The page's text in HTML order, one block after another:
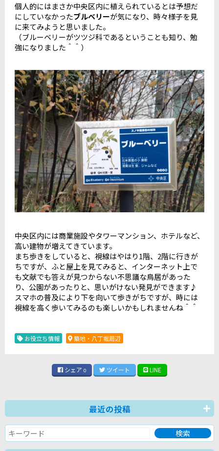
個人的にはまさか中央区内に植えられているとは予想だ
にしていなかったブルベリーが気になり、時々様子を見
に来てみようと思いました。
（ブルーベリーがツツジ科であるということも知り、勉
強になりました＾＾）
中央区内には商業施設やタワーマンション、ホテルなど、
高い建物が増えてきています。
まち歩きをしていると、視線はやはり1階、2階に行きが
ちですが、ふと屋上を見てみると、インターネット上で
も文献でも答えが見つからない不思議な鳥居があった
り、公園があったりと、思いがけない発見ができます♪
スマホの普及により下を向いて歩きがちですが、時には
視線を高く歩いてみるのも楽しいかもしれませんね＾＾
お役立ち情報 築地・八丁堀周辺
シェア 0 ツイート LINE
最近の投稿